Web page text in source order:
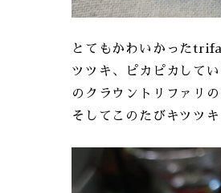
とてもかわいかった
ツツキ、ピカピカして
のクラウントリファリ
そしてこのたびキツツ